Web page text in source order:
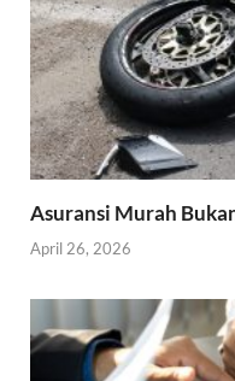
Asuransi Murah
April 26, 2026